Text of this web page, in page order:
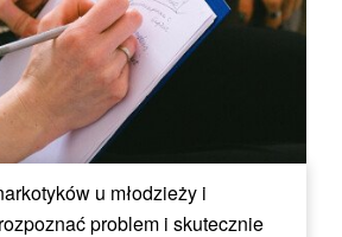
u młodzieży i
problem i skutecznie